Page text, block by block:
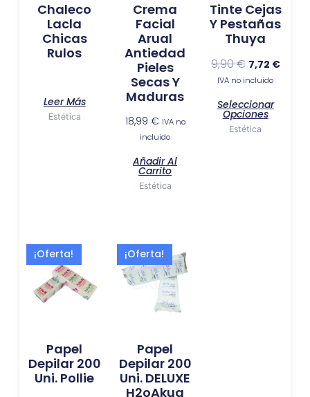
Chaleco
Lacla
Chicas
Rulos
Leer Más
Estética
Crema
Facial
Arual
Antiedad
Pieles
Secas Y
Maduras
18,99 € IVA no
incluido
Añadir Al
Carrito
Estética
Tinte Cejas
Y Pestañas
Thuya
9,90€ 7,72 €
IVA no incluido
Seleccionar
Opciones
Estética
¡Oferta!
Papel
Depilar 200
Uni. Pollie
El
precio
original
era:
precio
actual
¡Oferta!
Papel
Depilar 200
Uni. DELUXE
H2oAkua
El
precio
original
era:
7,99 €.